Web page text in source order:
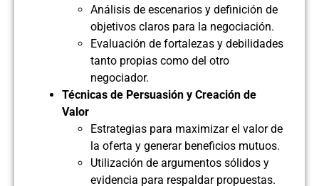
Análisis de escenarios y definición de
objetivos claros para la negociación.
Evaluación de fortalezas y debilidades
tanto propias como del otro
negociador.
Técnicas de Persuasión y Creación de
Valor
Estrategias para maximizar el valor de
la oferta y generar beneficios mutuos.
Utilización de argumentos sólidos y
evidencia para respaldar propuestas.